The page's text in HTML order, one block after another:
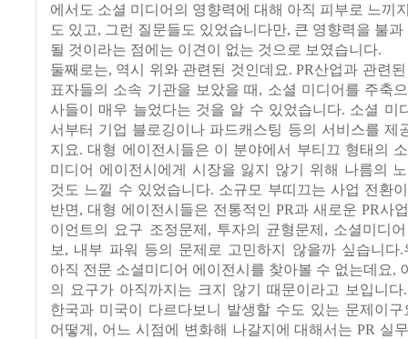
에서도 소셜 미디어의 영향력에 대해 아직 피부로 느끼
도 있고, 그런 질문들도 있었습니다만, 큰 영향력을 불
될 것이라는 점에는 이견이 없는 것으로 보였습니다.
둘째로는, 역시 위와 관련된 것인데요. PR산업과 관련
표자들의 소속 기관을 보았을 때, 소셜 미디어를 주축
사들이 매우 늘었다는 것을 알 수 있었습니다. 소셜 미
서부터 기업 블로깅이나 파드캐스팅 등의 서비스를 제
지요. 대형 에이전시들은 이 분야에서 부티끄 형태의
미디어 에이전시에게 시장을 잃지 않기 위해 나름의
것도 느낄 수 있었습니다. 소규모 부띠끄는 사업 전환
반면, 대형 에이전시들은 전통적인 PR과 새로운 PR사
이언트의 요구 조정문제, 투자의 균형문제, 소셜미디
보, 내부 파워 등의 문제로 고민하지 않을까 싶습니다.
아직 전문 소셜미디어 에이전시를 찾아볼 수 없는데요,
의 요구가 아직까지는 크지 않기 때문이라고 보입니
한국과 미국이 다르다보니 발생할 수도 있는 문제이
어떻게, 어느 시점에 변화해 나갈지에 대해서는 PR 실